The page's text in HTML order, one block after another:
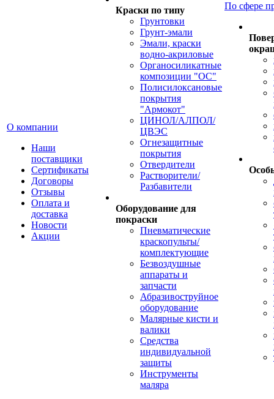
О компании
Наши
поставщики
Сертификаты
Договоры
Отзывы
Оплата и
доставка
Новости
Акции
Краски по типу
Грунтовки
Грунт-эмали
Эмали, краски
водно-акриловые
Органосиликатные
композиции "ОС"
Полисилоксановые
покрытия
"Армокот"
ЦИНОЛ/АЛПОЛ/
ЦВЭС
Огнезащитные
покрытия
Отвердители
Растворители/
Разбавители
Оборудование для
покраски
Пневматические
краскопульты/
комплектующие
Безвоздушные
аппараты и
запчасти
Абразивоструйное
оборудование
Малярные кисти и
валики
Средства
индивидуальной
защиты
Инструменты
маляра
По сфере